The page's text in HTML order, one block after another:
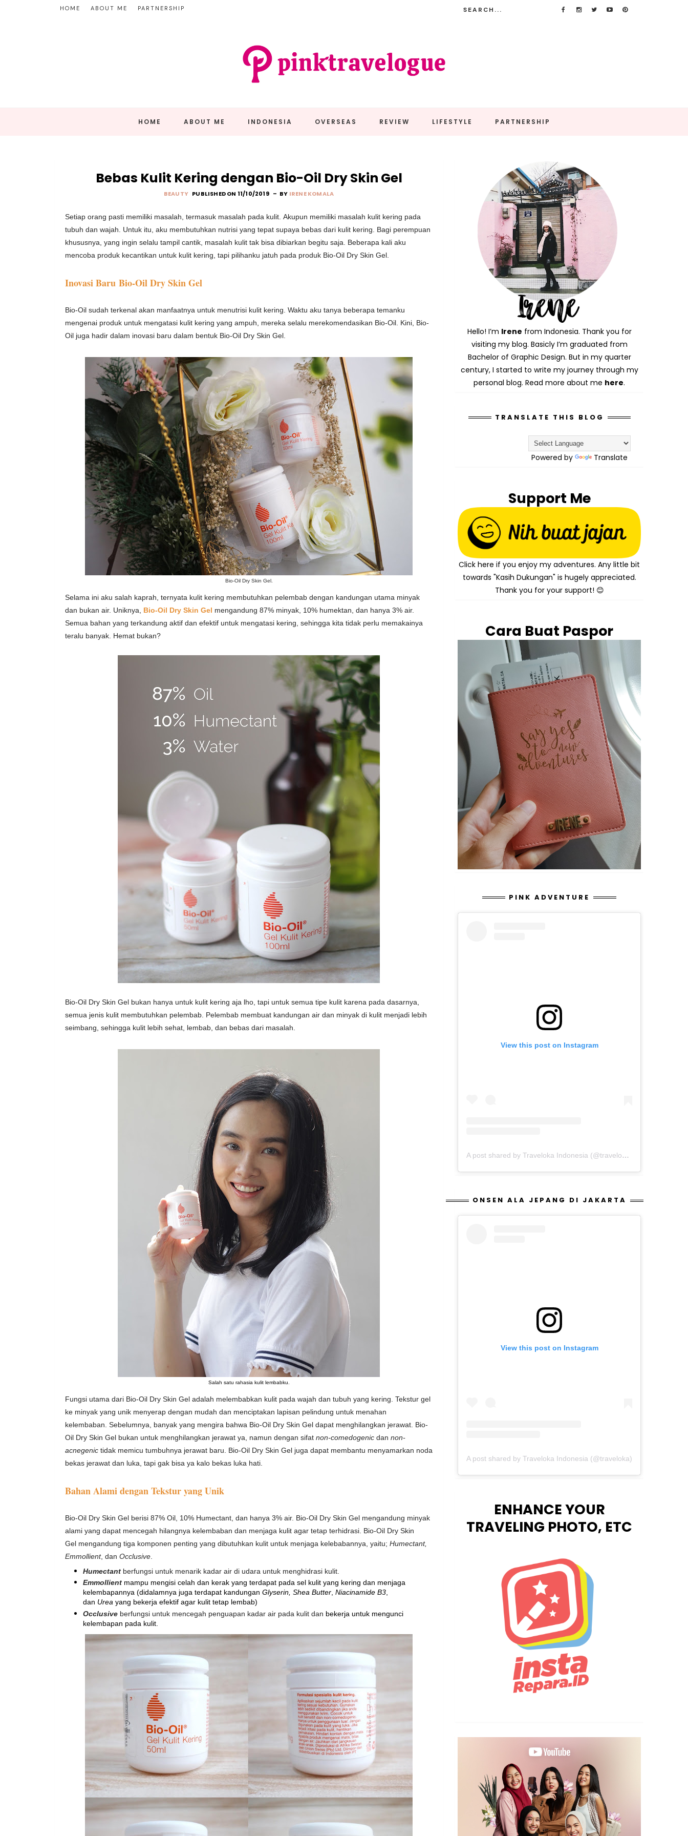
HOME ABOUT ME PARTNERSHIP
HOME ABOUT ME INDONESIA OVERSEAS REVIEW LIFESTYLE PARTNERSHIP
Bebas Kulit Kering dengan Bio-Oil Dry Skin Gel
BEAUTY PUBLISHED ON 11/10/2019 BY IRENE KOMALA
Setiap orang pasti memiliki masalah, termasuk masalah pada kulit. Akupun memiliki masalah kulit kering pada
tubuh dan wajah. Untuk itu, aku membutuhkan nutrisi yang tepat supaya bebas dari kulit kering. Bagi perempuan
khususnya, yang ingin selalu tampil cantik, masalah kulit tak bisa dibiarkan begitu saja. Beberapa kali aku
mencoba produk kecantikan untuk kulit kering, tapi pilihanku jatuh pada produk Bio-Oil Dry Skin Gel.
Inovasi Baru Bio-Oil Dry Skin Gel
Bio-Oil sudah terkenal akan manfaatnya untuk menutrisi kulit kering. Waktu aku tanya beberapa temanku
mengenai produk untuk mengatasi kulit kering yang ampuh, mereka selalu merekomendasikan Bio-Oil. Kini, Bio-
Oil juga hadir dalam inovasi baru dalam bentuk Bio-Oil Dry Skin Gel.
Bio-Oil Dry Skin Gel.
Selama ini aku salah kaprah, ternyata kulit kering membutuhkan pelembab dengan kandungan utama minyak
dan bukan air. Uniknya, Bio-Oil Dry Skin Gel mengandung 87% minyak, 10% humektan, dan hanya 3% air.
Semua bahan yang terkandung aktif dan efektif untuk mengatasi kering, sehingga kita tidak perlu memakainya
teralu banyak. Hemat bukan?
Bio-Oil Dry Skin Gel bukan hanya untuk kulit kering aja lho, tapi untuk semua tipe kulit karena pada dasarnya,
semua jenis kulit membutuhkan pelembab. Pelembab membuat kandungan air dan minyak di kulit menjadi lebih
seimbang, sehingga kulit lebih sehat, lembab, dan bebas dari masalah.
Salah satu rahasia kulit lembabku.
Fungsi utama dari Bio-Oil Dry Skin Gel adalah melembabkan kulit pada wajah dan tubuh yang kering. Tekstur gel
ke minyak yang unik menyerap dengan mudah dan menciptakan lapisan pelindung untuk menahan
kelembaban. Sebelumnya, banyak yang mengira bahwa Bio-Oil Dry Skin Gel dapat menghilangkan jerawat. Bio-
Oil Dry Skin Gel bukan untuk menghilangkan jerawat ya, namun dengan sifat non-comedogenic dan non-
acnegenic tidak memicu tumbuhnya jerawat baru. Bio-Oil Dry Skin Gel juga dapat membantu menyamarkan noda
bekas jerawat dan luka, tapi gak bisa ya kalo bekas luka hati.
Bahan Alami dengan Tekstur yang Unik
Bio-Oil Dry Skin Gel berisi 87% Oil, 10% Humectant, dan hanya 3% air. Bio-Oil Dry Skin Gel mengandung minyak
alami yang dapat mencegah hilangnya kelembaban dan menjaga kulit agar tetap terhidrasi. Bio-Oil Dry Skin
Gel mengandung tiga komponen penting yang dibutuhkan kulit untuk menjaga kelebabannya, yaitu; Humectant,
Emmollient, dan Occlusive
Humectant berfungsi untuk menarik kadar air di udara untuk menghidrasi kulit.
Emmollient mampu mengisi celah dan kerak yang terdapat pada sel kulit yang kering dan menjaga
kelembapannya (didalamnya juga terdapat kandungan Glyserin Shea Butter Niacinamide B3
dan Urea yang bekerja efektif agar kulit tetap lembab)
Occlusive berfungsi untuk mencegah penguapan kadar air pada kulit dan bekerja untuk mengunci
kelembapan pada kulit.
Hello! I’m Irene from Indonesia. Thank you for
visiting my blog. Basicly I’m graduated from
Bachelor of Graphic Design. But in my quarter
century, I started to write my journey through my
personal blog. Read more about me here.
TRANSLATE THIS BLOG
Powered by Translate
Support Me
Click here if you enjoy my adventures. Any little bit
towards "Kasih Dukungan" is hugely appreciated.
Thank you for your support! 😊
Cara Buat Paspor
PINK ADVENTURE
View this post on Instagram
A post shared by Traveloka Indonesia (@traveloka.id)
ONSEN ALA JEPANG DI JAKARTA
View this post on Instagram
A post shared by Traveloka Indonesia (@traveloka)
ENHANCE YOUR
TRAVELING PHOTO, ETC